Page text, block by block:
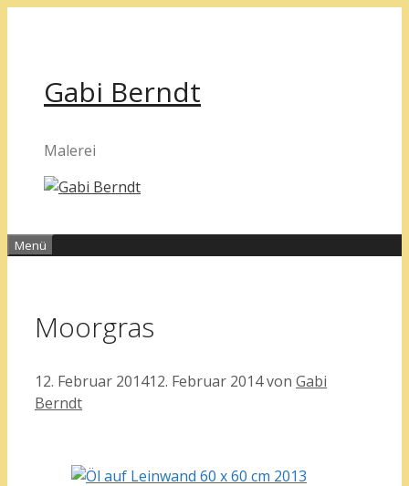
Gabi Berndt
Malerei
Menü
Moorgras
12. Februar 201412. Februar 2014von Gabi
Berndt